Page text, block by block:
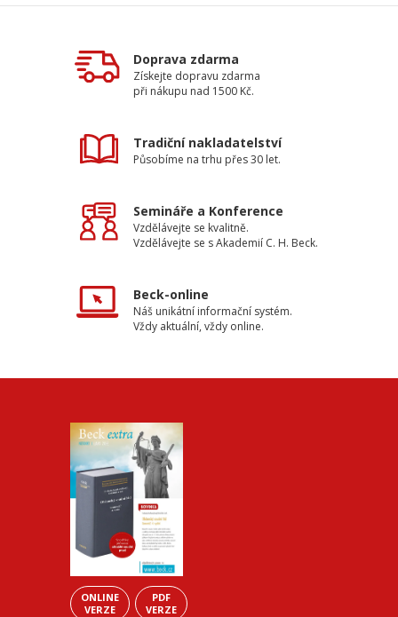
Doprava zdarma
Získejte dopravu zdarma
při nákupu nad 1500 Kč.
Tradiční nakladatelství
Působíme na trhu přes 30 let.
Semináře a Konference
Vzdělávejte se kvalitně.
Vzdělávejte se s Akademií C. H. Beck.
Beck-online
Náš unikátní informační systém.
Vždy aktuální, vždy online.
ONLINE
VERZE
PDF
VERZE